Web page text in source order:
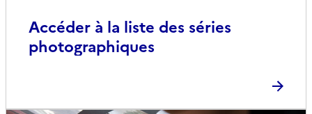
Accéder à la liste des séries
photographiques